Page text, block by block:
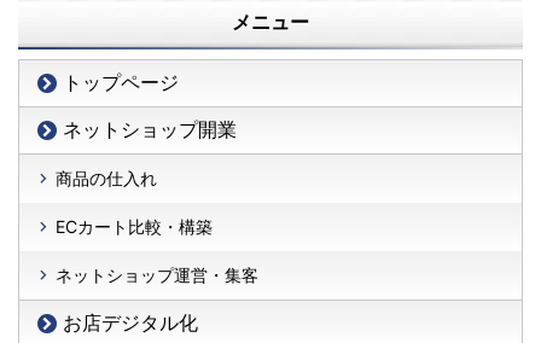
メニュー
トップページ
ネットショップ開業
商品の仕入れ
ECカート比較・構築
ネットショップ運営・集客
お店デジタル化